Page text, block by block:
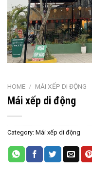
HOME / MÁI XẾP DI ĐỘNG
Mái xếp di động
Category: Mái xếp di động